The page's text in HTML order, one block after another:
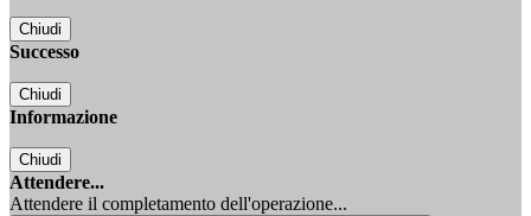
Chiudi
Successo
Chiudi
Informazione
Chiudi
Attendere...
Attendere il completamento dell'operazione...